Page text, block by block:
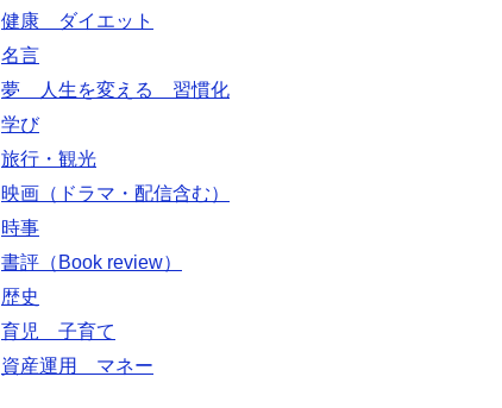
健康 ダイエット
名言
夢 人生を変える 習慣化
学び
旅行・観光
映画（ドラマ・配信含む）
時事
書評（Book review）
歴史
育児 子育て
資産運用 マネー